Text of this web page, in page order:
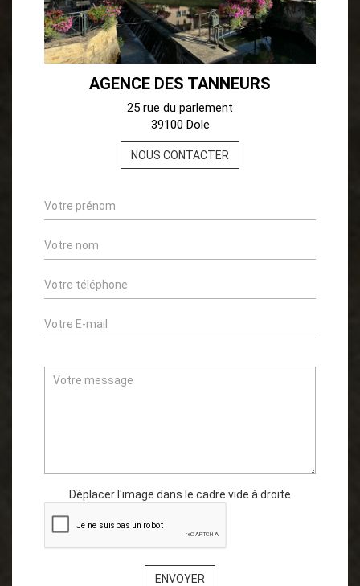
AGENCE DES TANNEURS
25 rue du parlement
39100 Dole
NOUS CONTACTER
Déplacer l'image dans le cadre vide à droite
ENVOYER